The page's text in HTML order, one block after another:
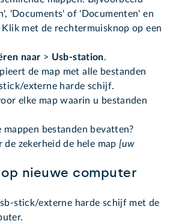
'Documents' of 'Documenten' en
met de rechtermuisknop op een
naar > Usb-station.
de map met alle bestanden
externe harde schijf.
elke map waarin u bestanden
bestanden bevatten?
de zekerheid de hele map [uw
nieuwe computer
stick/externe harde schijf met de